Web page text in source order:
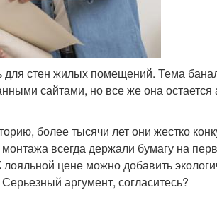
стен жилых помещений. Тема
сайтами, но все же она остается
более тысячи лет они жестко
всегда держали бумагу на
цене можно добавить
аргумент, согласитесь?